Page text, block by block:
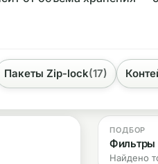
Необычные
Пакеты Zip-lock(17)
ПОДБОР
Фильтры
Найдено